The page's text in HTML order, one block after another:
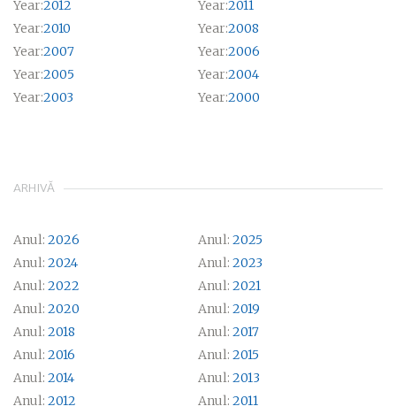
Year:2012 Year:2011
Year:2010 Year:2008
Year:2007 Year:2006
Year:2005 Year:2004
Year:2003 Year:2000
ARHIVĂ
Anul: 2026 Anul: 2025
Anul: 2024 Anul: 2023
Anul: 2022 Anul: 2021
Anul: 2020 Anul: 2019
Anul: 2018 Anul: 2017
Anul: 2016 Anul: 2015
Anul: 2014 Anul: 2013
Anul: 2012 Anul: 2011